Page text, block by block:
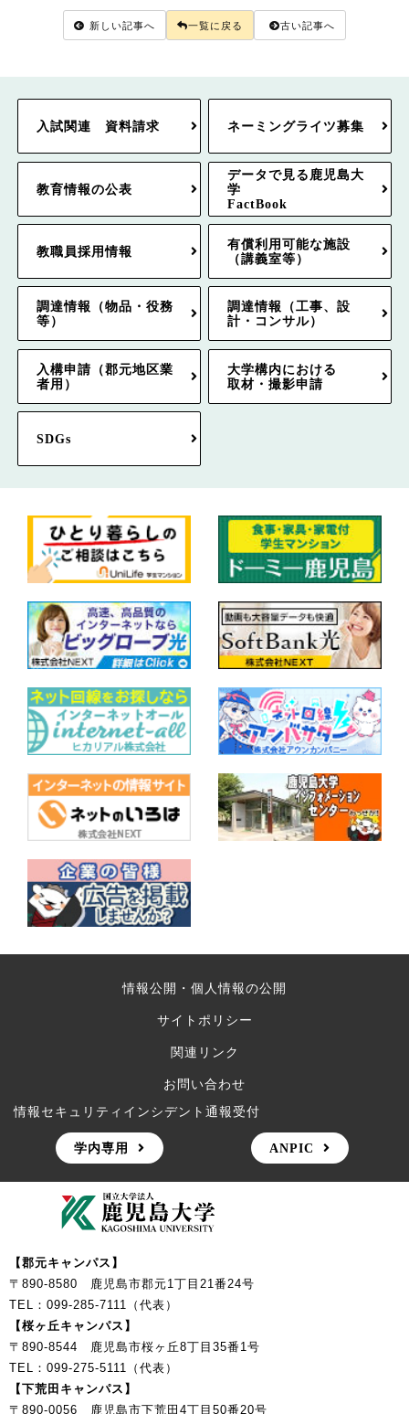
新しい記事へ 一覧に戻る 古い記事へ
入試関連 資料請求 ネーミングライツ募集
教育情報の公表
データで見る鹿児島大
学
FactBook
教職員採用情報
有償利用可能な施設
（講義室等）
調達情報（物品・役務
等）
調達情報（工事、設
計・コンサル）
入構申請（郡元地区業
者用）
大学構内における
取材・撮影申請
SDGs
情報公開・個人情報の公開
サイトポリシー
関連リンク
お問い合わせ
情報セキュリティインシデント通報受付
学内専用 ANPIC
【郡元キャンパス】
〒890-8580 鹿児島市郡元1丁目21番24号
TEL：099-285-7111（代表）
【桜ヶ丘キャンパス】
〒890-8544 鹿児島市桜ヶ丘8丁目35番1号
TEL：099-275-5111（代表）
【下荒田キャンパス】
〒890-0056 鹿児島市下荒田4丁目50番20号